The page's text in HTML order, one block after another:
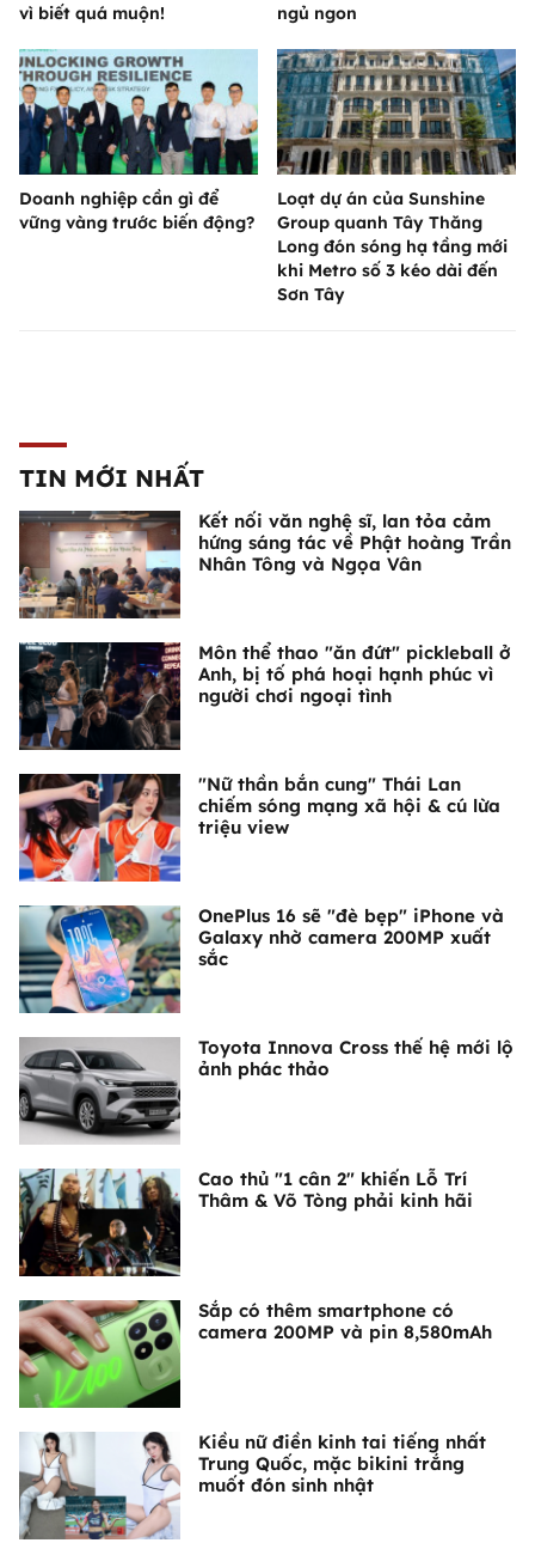
vì biết quá muộn!
ngủ ngon
Doanh nghiệp cần gì để
vững vàng trước biến động?
Loạt dự án của Sunshine
Group quanh Tây Thăng
Long đón sóng hạ tầng mới
khi Metro số 3 kéo dài đến
Sơn Tây
TIN MỚI NHẤT
Kết nối văn nghệ sĩ, lan tỏa cảm
hứng sáng tác về Phật hoàng Trần
Nhân Tông và Ngọa Vân
Môn thể thao "ăn đứt" pickleball ở
Anh, bị tố phá hoại hạnh phúc vì
người chơi ngoại tình
"Nữ thần bắn cung" Thái Lan
chiếm sóng mạng xã hội & cú lừa
triệu view
OnePlus 16 sẽ "đè bẹp" iPhone và
Galaxy nhờ camera 200MP xuất
sắc
Toyota Innova Cross thế hệ mới lộ
ảnh phác thảo
Cao thủ "1 cân 2" khiến Lỗ Trí
Thâm & Võ Tòng phải kinh hãi
Sắp có thêm smartphone có
camera 200MP và pin 8,580mAh
Kiều nữ điền kinh tai tiếng nhất
Trung Quốc, mặc bikini trắng
muốt đón sinh nhật